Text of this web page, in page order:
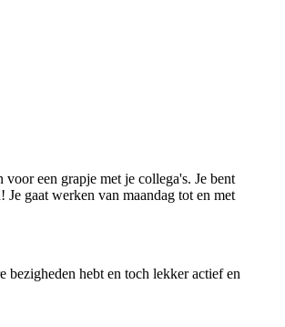
een grapje met je collega's. Je bent
gaat werken van maandag tot en met
hebt en toch lekker actief en